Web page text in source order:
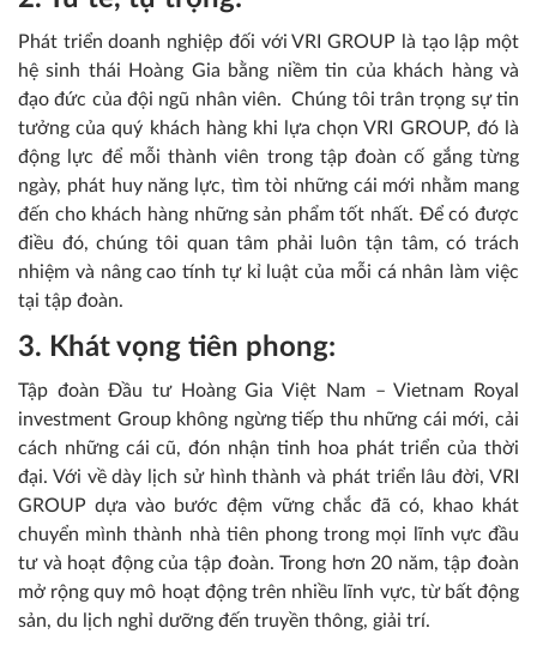
Phát triển doanh nghiệp đối với VRI GROUP là tạo lập một
hệ sinh thái Hoàng Gia bằng niềm tin của khách hàng và
đạo đức của đội ngũ nhân viên. Chúng tôi trân trọng sự tin
tưởng của quý khách hàng khi lựa chọn VRI GROUP, đó là
động lực để mỗi thành viên trong tập đoàn cố gắng từng
ngày, phát huy năng lực, tìm tòi những cái mới nhằm mang
đến cho khách hàng những sản phẩm tốt nhất. Để có được
điều đó, chúng tôi quan tâm phải luôn tận tâm, có trách
nhiệm và nâng cao tính tự kỉ luật của mỗi cá nhân làm việc
tại tập đoàn.
3. Khát vọng tiên phong:
Tập đoàn Đầu tư Hoàng Gia Việt Nam – Vietnam Royal
investment Group không ngừng tiếp thu những cái mới, cải
cách những cái cũ, đón nhận tinh hoa phát triển của thời
đại. Với về dày lịch sử hình thành và phát triển lâu đời, VRI
GROUP dựa vào bước đệm vững chắc đã có, khao khát
chuyển mình thành nhà tiên phong trong mọi lĩnh vực đầu
tư và hoạt động của tập đoàn. Trong hơn 20 năm, tập đoàn
mở rộng quy mô hoạt động trên nhiều lĩnh vực, từ bất động
sản, du lịch nghỉ dưỡng đến truyền thông, giải trí.